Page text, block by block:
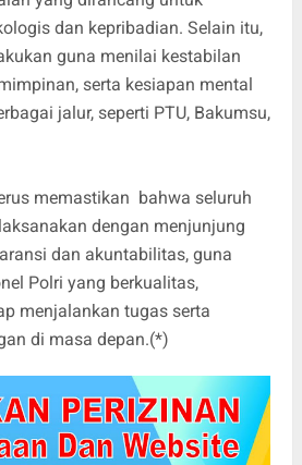
dan kepribadian. Selain itu,
guna menilai kestabilan
serta kesiapan mental
jalur, seperti PTU, Bakumsu,
memastikan bahwa seluruh
dengan menjunjung
dan akuntabilitas, guna
Polri yang berkualitas,
menjalankan tugas serta
di masa depan.(*)